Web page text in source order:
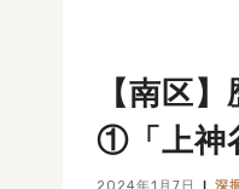
【南区
①「上神
2024年1月7日 深